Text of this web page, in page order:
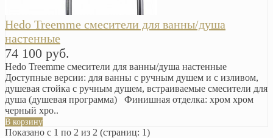
Hedo Treemme смесители для ванны/душа
настенные
74 100 руб.
Hedo Treemme смесители для ванны/душа настенные
Доступные версии: для ванны с ручным душем и с изливом,
душевая стойка с ручным душем, встраиваемые смесители для
душа (душевая программа) Финишная отделка: хром хром
черный хро..
В корзину
Показано с 1 по 2 из 2 (страниц: 1)